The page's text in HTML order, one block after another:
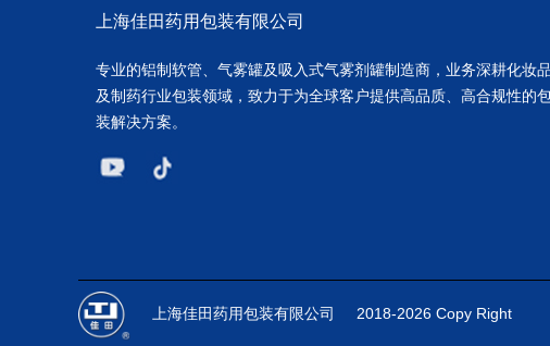
上海佳田药用包装有限公司
专业的铝制软管、气雾罐及吸入式气雾剂罐制造商，业务深耕化妆品
及制药行业包装领域，致力于为全球客户提供高品质、高合规性的
装解决方案。
上海佳田药用包装有限公司 2018-2026 Copy Right